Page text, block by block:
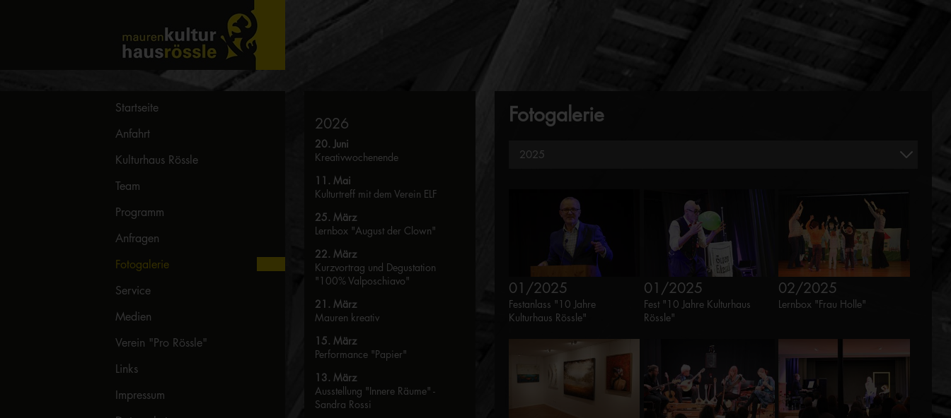
Startseite
Anfahrt
Kulturhaus Rössle
Team
Programm
Anfragen
Fotogalerie
Service
Medien
Verein "Pro Rössle"
Links
Impressum
2026
20. Juni
Kreativwochenende
11. Mai
Kulturtreff mit dem Verein ELF
25. März
Lernbox "August der Clown"
22. März
Kurzvortrag und Degustation
"100% Valposchiavo"
21. März
Mauren kreativ
15. März
Performance "Papier"
13. März
Ausstellung "Innere Räume" -
Sandra Rossi
Fotogalerie
01/2025
Festanlass "10 Jahre
Kulturhaus Rössle"
01/2025
Fest "10 Jahre Kulturhaus
Rössle"
02/2025
Lernbox "Frau Holle"